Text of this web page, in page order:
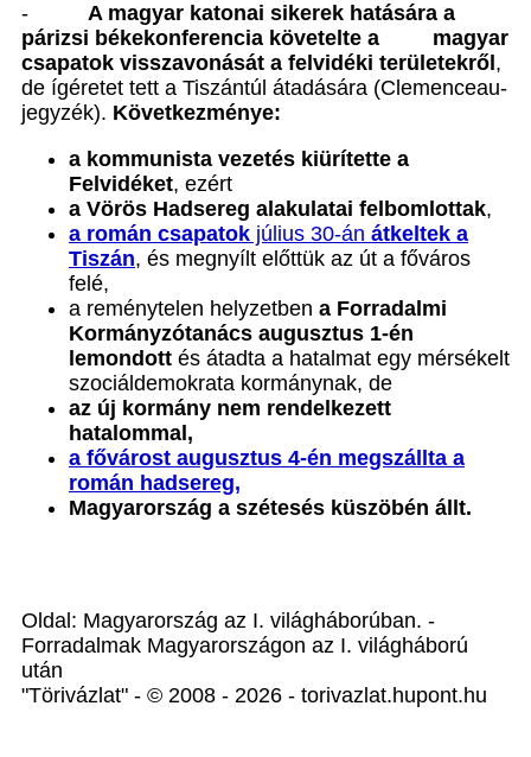
- A magyar katonai sikerek hatására a
párizsi békekonferencia követelte a magyar
csapatok visszavonását a felvidéki területekről ,
de ígéretet tett a Tiszántúl átadására (Clemenceau-
jegyzék). Következménye:
a kommunista vezetés kiürítette a
Felvidéket, ezért
a Vörös Hadsereg alakulatai felbomlottak,
a román csapatok július 30-án átkeltek a
Tiszán, és megnyílt előttük az út a főváros
felé,
a reménytelen helyzetben a Forradalmi
Kormányzótanács augusztus 1-én
lemondott és átadta a hatalmat egy mérsékelt
szociáldemokrata kormánynak, de
az új kormány nem rendelkezett
hatalommal,
a fővárost augusztus 4-én megszállta a
román hadsereg,
Magyarország a szétesés küszöbén állt.
Oldal: Magyarország az I. világháborúban. -
Forradalmak Magyarországon az I. világháború
után
"Törivázlat" - © 2008 - 2026 - torivazlat.hupont.hu